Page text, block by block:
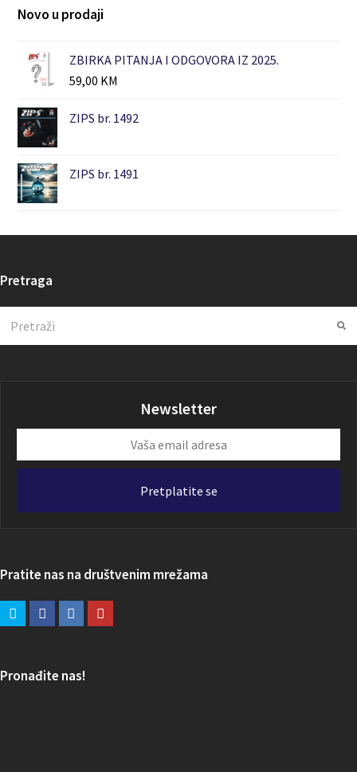
Novo u prodaji
ZBIRKA PITANJA I ODGOVORA IZ 2025.
59,00 KM
ZIPS br. 1492
ZIPS br. 1491
Pretraga
Newsletter
email
Pretplatite se
Pratite nas na društvenim mrežama
Pronađite nas!